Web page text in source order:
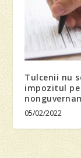
Tulcenii nu
impozitul
05/02/2022